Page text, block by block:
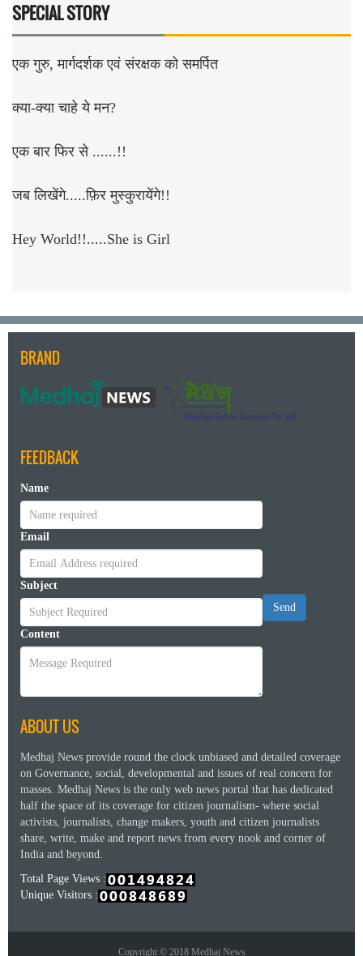
SPECIAL STORY
एक गुरु, मार्गदर्शक एवं संरक्षक को समर्पित
क्या-क्या चाहे ये मन?
एक बार फिर से ......!!
जब लिखेंगे.....फ़िर मुस्कुरायेंगे!!
Hey World!!.....She is Girl
BRAND
FEEDBACK
Name
Email
Subject
Content
Send
ABOUT US
Medhaj News provide round the clock unbiased and detailed coverage
on Governance, social, developmental and issues of real concern for
masses. Medhaj News is the only web news portal that has dedicated
half the space of its coverage for citizen journalism- where social
activists, journalists, change makers, youth and citizen journalists
share, write, make and report news from every nook and corner of
India and beyond.
Total Page Views :
Unique Visitors :
Copyright © 2018 Medhaj News